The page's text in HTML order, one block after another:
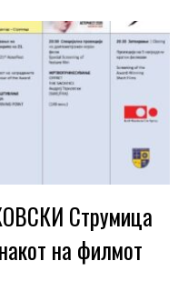
Струмица
на филмот